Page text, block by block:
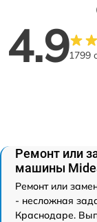
4.91799
Ремонт или
машины
Ремонт или
- несложная
Краснодаре.